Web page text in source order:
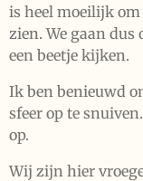
is heel moeilijk om
zien. We gaan
een beetje kijken.
Ik ben benieuwd
sfeer op te
op.
Wij zijn hier